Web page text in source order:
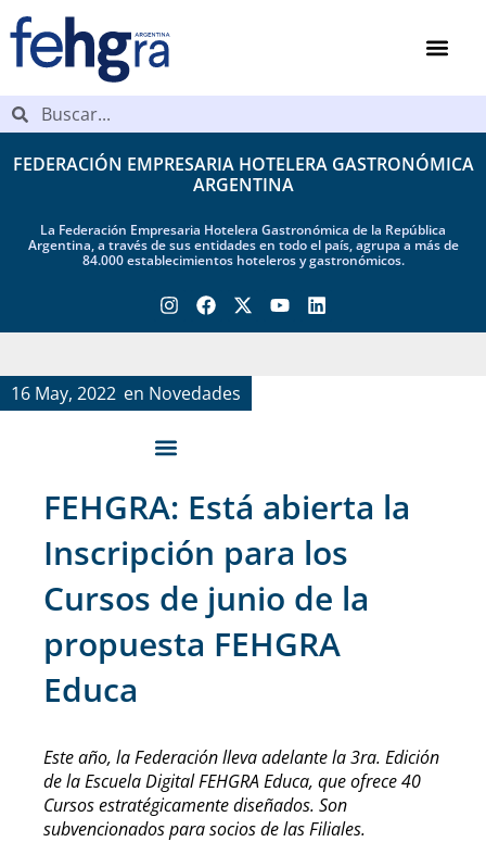
FEDERACIÓN EMPRESARIA HOTELERA GASTRONÓMICA
ARGENTINA
La Federación Empresaria Hotelera Gastronómica de la República
Argentina, a través de sus entidades en todo el país, agrupa a más de
84.000 establecimientos hoteleros y gastronómicos.
16 May, 2022 en Novedades
FEHGRA: Está abierta la
Inscripción para los
Cursos de junio de la
propuesta FEHGRA
Educa
Este año, la Federación lleva adelante la 3ra. Edición
de la Escuela Digital FEHGRA Educa, que ofrece 40
Cursos estratégicamente diseñados. Son
subvencionados para socios de las Filiales.